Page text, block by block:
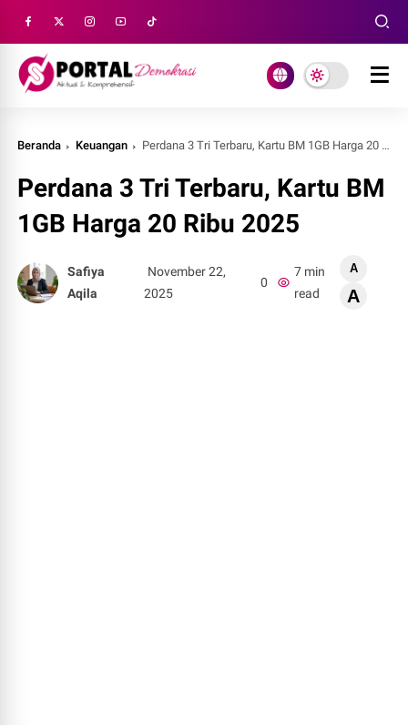
Beranda Keuangan Perdana 3 Tri Terbaru, Kartu BM 1GB Harga 20 Ribu 2025
Perdana 3 Tri Terbaru, Kartu BM
1GB Harga 20 Ribu 2025
Safiya
Aqila
November 22,
2025
0
7 min
read
A
A